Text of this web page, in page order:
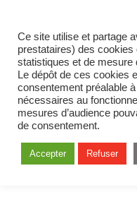
Ce site utilise et partage
prestataires) des
statistiques et de mesure
Le dépôt de ces cookies
consentement préalable
nécessaires au
mesures d’audience
de consentement.
Accepter Refuser